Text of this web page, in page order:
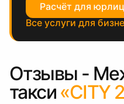
Расчёт для
Все услуги для
Отзывы -
такси «CITY